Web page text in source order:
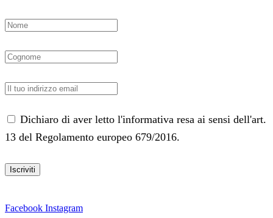
Dichiaro di aver letto l'informativa resa ai sensi dell'art.
13 del Regolamento europeo 679/2016.
Facebook Instagram